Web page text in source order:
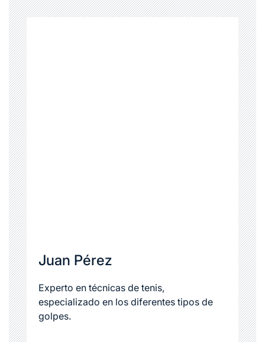
Juan Pérez
Experto en técnicas de tenis,
especializado en los diferentes tipos de
golpes.